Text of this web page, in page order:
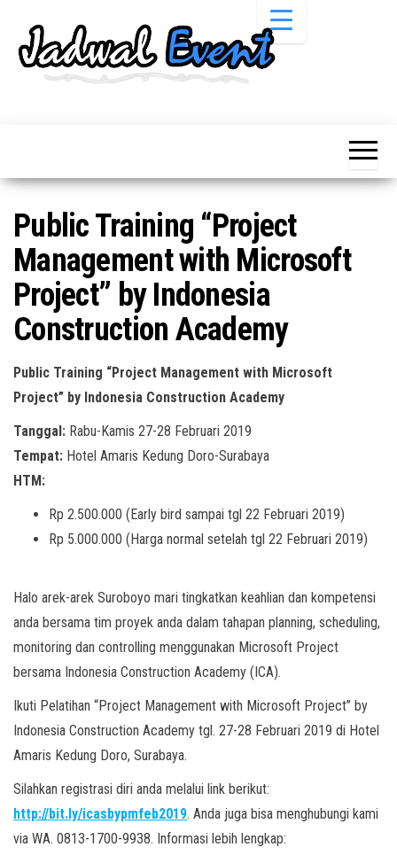
Pameran,
Acara &
Promo
Terbaru
Pameran,
Bazaar,
Workshop,
Job Fair,
Lomba dll.
Public Training “Project
Management with Microsoft
Project” by Indonesia
Construction Academy
Public Training “Project Management with Microsoft
Project” by Indonesia Construction Academy
Tanggal: Rabu-Kamis 27-28 Februari 2019
Tempat: Hotel Amaris Kedung Doro-Surabaya
HTM:
Rp 2.500.000 (Early bird sampai tgl 22 Februari 2019)
Rp 5.000.000 (Harga normal setelah tgl 22 Februari 2019)
Halo arek-arek Suroboyo mari tingkatkan keahlian dan kompetensi
anda bersama tim proyek anda dalam tahapan planning, scheduling,
monitoring dan controlling menggunakan Microsoft Project
bersama Indonesia Construction Academy (ICA).
Ikuti Pelatihan “Project Management with Microsoft Project” by
Indonesia Construction Academy tgl. 27-28 Februari 2019 di Hotel
Amaris Kedung Doro, Surabaya.
Silahkan registrasi diri anda melalui link berikut:
http://bit.ly/icasbypmfeb2019. Anda juga bisa menghubungi kami
via WA. 0813-1700-9938. Informasi lebih lengkap: